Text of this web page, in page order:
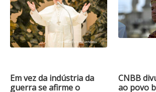
Em vez da indústria da
guerra se afirme o
CNBB
ao povo